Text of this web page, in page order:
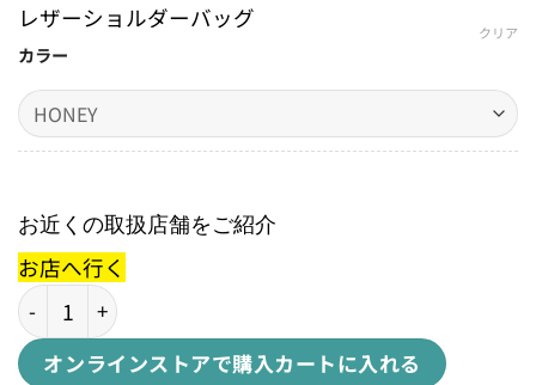
レザーショルダーバッグ
カラー
クリア
お近くの取扱店舗をご紹介
お店へ行く
B2 MEDIUM BAGB2 ミディアムバッグ個
オンラインストアで購入カートに入れる